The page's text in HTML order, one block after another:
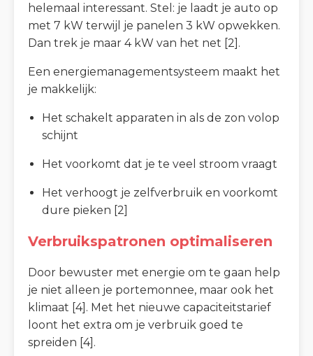
helemaal interessant. Stel: je laadt je auto op
met 7 kW terwijl je panelen 3 kW opwekken.
Dan trek je maar 4 kW van het net [2].
Een energiemanagementsysteem maakt het
je makkelijk:
Het schakelt apparaten in als de zon volop
schijnt
Het voorkomt dat je te veel stroom vraagt
Het verhoogt je zelfverbruik en voorkomt
dure pieken [2]
Verbruikspatronen optimaliseren
Door bewuster met energie om te gaan help
je niet alleen je portemonnee, maar ook het
klimaat [4]. Met het nieuwe capaciteitstarief
loont het extra om je verbruik goed te
spreiden [4].